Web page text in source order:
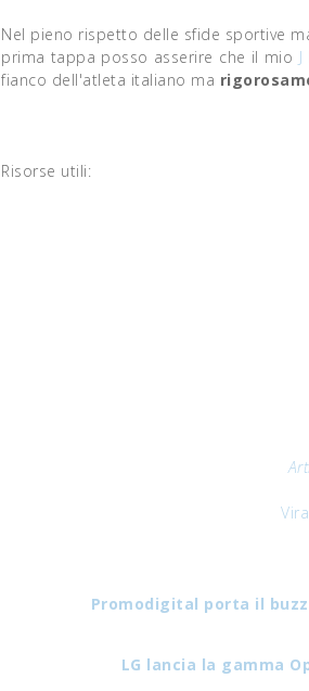
Nel pieno rispetto delle sfide sportive
prima tappa posso asserire che il mio
fianco dell'atleta italiano ma
Risorse utili:
Promodigital porta il
LG lancia la gamma